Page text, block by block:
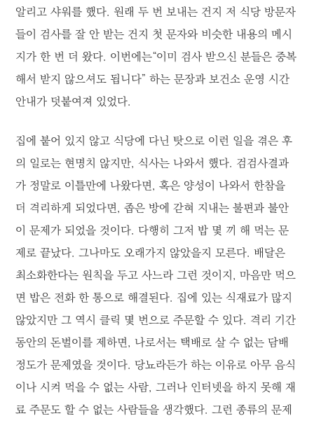
알리고 샤워를 했다. 원래 두 번 보내는 건지 저 식당 방문자
들이 검사를 잘 안 받는 건지 첫 문자와 비슷한 내용의 메시
지가 한 번 더 왔다. 이번에는“이미 검사 받으신 분들은 중복
해서 받지 않으셔도 됩니다” 하는 문장과 보건소 운영 시간
안내가 덧붙여져 있었다.
집에 붙어 있지 않고 식당에 다닌 탓으로 이런 일을 겪은 후
의 일로는 현명치 않지만, 식사는 나와서 했다. 검검사결과
가 정말로 이틀만에 나왔다면, 혹은 양성이 나와서 한참을
더 격리하게 되었다면, 좁은 방에 갇혀 지내는 불편과 불안
이 문제가 되었을 것이다. 다행히 그저 밥 몇 끼 해 먹는 문
제로 끝났다. 그나마도 오래가지 않았을지 모른다. 배달은
최소화한다는 원칙을 두고 사느라 그런 것이지, 마음만 먹으
면 밥은 전화 한 통으로 해결된다. 집에 있는 식재료가 많지
않았지만 그 역시 클릭 몇 번으로 주문할 수 있다. 격리 기간
동안의 돈벌이를 제하면, 나로서는 택배로 살 수 없는 담배
정도가 문제였을 것이다. 당뇨라든가 하는 이유로 아무 음식
이나 시켜 먹을 수 없는 사람, 그러나 인터넷을 하지 못해 재
료 주문도 할 수 없는 사람들을 생각했다. 그런 종류의 문제